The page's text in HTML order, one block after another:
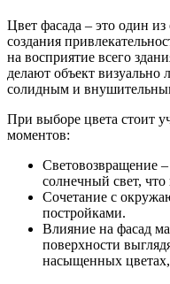
Цвет фасада – это один
создания
на восприятие всего
делают объект визуально
солидным и
При выборе цвета стоит
моментов:
Световозвращение
солнечный свет,
Сочетание с
постройками.
Влияние на фасад
поверхности
насыщенных